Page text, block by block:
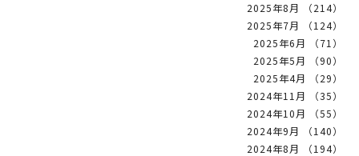
2025年8月 （214）
2025年7月 （124）
2025年6月 （71）
2025年5月 （90）
2025年4月 （29）
2024年11月 （35）
2024年10月 （55）
2024年9月 （140）
2024年8月 （194）